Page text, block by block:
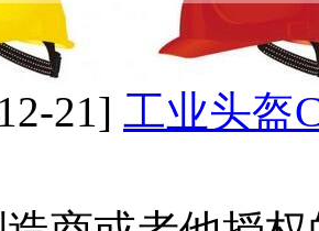
21] 工业头盔